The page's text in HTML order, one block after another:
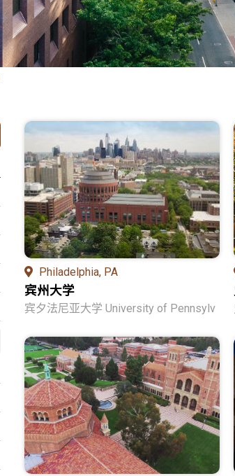
Philadelphia, PA
宾州大学
宾夕法尼亚大学 University of Pennsylv